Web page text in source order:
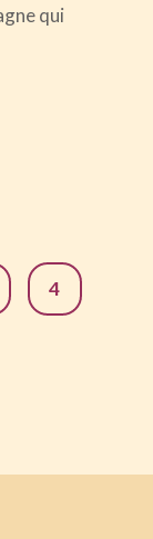
qui
4